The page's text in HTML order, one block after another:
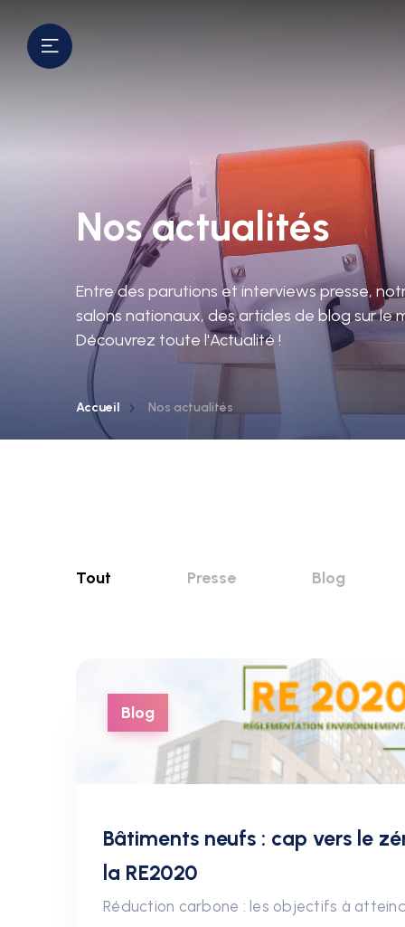
Nos actualités
Entre des parutions et interviews presse,
salons nationaux, des articles de blog sur le
Découvrez toute l'Actualité !
Accueil Nos actualités
Tout Presse Blog
Blog
Bâtiments neufs : cap vers le
la RE2020
Réduction carbone : les objectifs à